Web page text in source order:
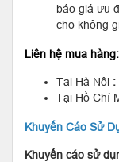
báo giá ưu
cho không
Liên hệ mua hàng:
Tại Hà Nội :
Tại Hồ Chí
Khuyến Cáo Sử
Khuyến cáo sử